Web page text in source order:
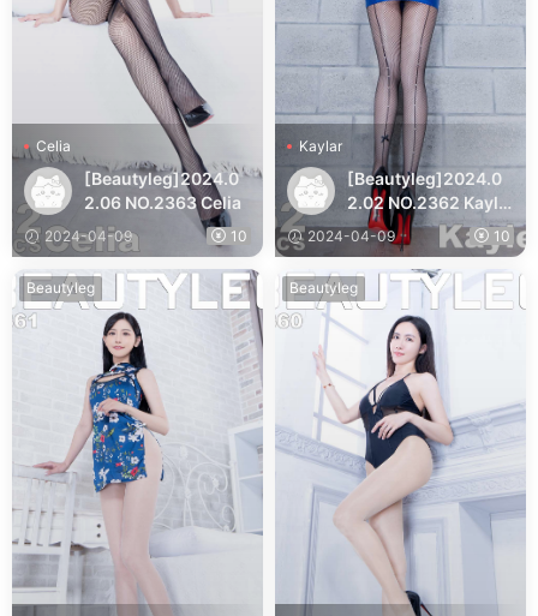
Celia
[Beautyleg]2024.0
2.06 NO.2363 Celia
2024-04-09 10
Kaylar
[Beautyleg]2024.0
2.02 NO.2362 Kayla
r
2024-04-09 10
Beautyleg Beautyleg